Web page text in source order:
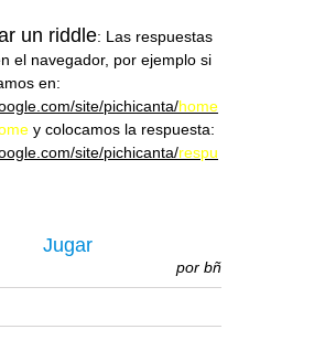
un riddle: Las respuestas
el navegador, por ejemplo si
en:
site/pichicanta/home
y colocamos la respuesta:
site/pichicanta/respu
Jugar
por bñ